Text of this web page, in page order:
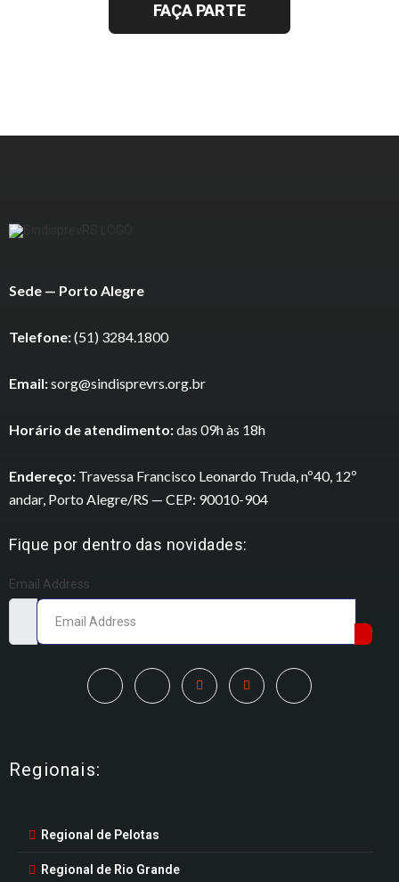
FAÇA PARTE
Sede — Porto Alegre
Telefone:(51) 3284.1800
Email:sorg@sindisprevrs.org.br
Horário de atendimento:das 09h às 18h
Endereço: Travessa Francisco Leonardo Truda, nº40, 12º
andar, Porto Alegre/RS — CEP: 90010-904
Fique por dentro das novidades:
Email Address
Regionais:
Regional de Pelotas
Regional de Rio Grande